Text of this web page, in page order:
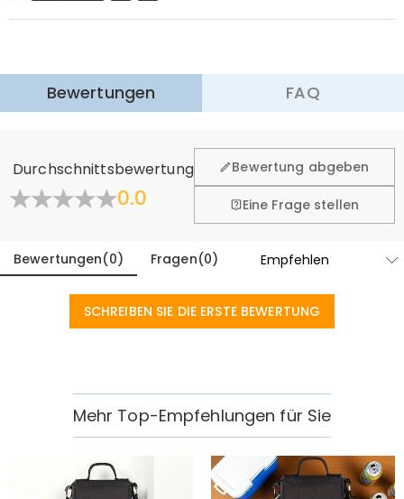
Mehr erfahren
fühlen. Deshalb bieten wir Ihnen 60 Tage Rückgaberecht.
Bewertungen FAQ
Durchschnittsbewertung
0.0
Bewertung abgeben
Eine Frage stellen
Bewertungen(0) Fragen(0)
SCHREIBEN SIE DIE ERSTE BEWERTUNG
Mehr Top-Empfehlungen für Sie